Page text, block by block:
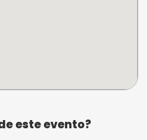
este evento?